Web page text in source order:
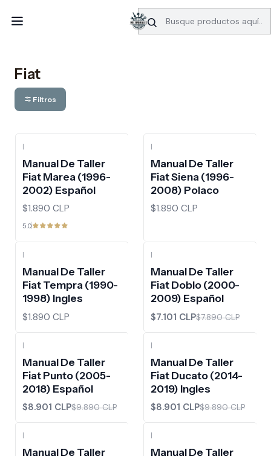
SERVICIO DE BÚSQUEDA DE INFORMACIÓN AUTOMOTRIZ
Manuales de taller Fiat
Fiat
Filtros
|
Manual De Taller
Fiat Marea (1996-
2002) Español
$1.890 CLP
5.0
|
Manual De Taller
Fiat Siena (1996-
2008) Polaco
$1.890 CLP
|
Manual De Taller
Fiat Tempra (1990-
1998) Ingles
$1.890 CLP
|
Manual De Taller
Fiat Doblo (2000-
2009) Español
$7.101 CLP$7.890 CLP
|
Manual De Taller
Fiat Punto (2005-
2018) Español
$8.901 CLP$9.890 CLP
|
Manual De Taller
Fiat Ducato (2014-
2019) Ingles
$8.901 CLP$9.890 CLP
|
Manual De Taller
|
Manual De Taller